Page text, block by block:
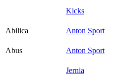
Kicks
Abilica
Anton Sport
Abus
Anton Sport
Jernia